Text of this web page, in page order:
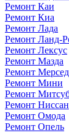
Ремонт Каи
Ремонт Киа
Ремонт Лада
Ремонт Ланд-
Ремонт Лексус
Ремонт Мазда
Ремонт
Ремонт Мини
Ремонт
Ремонт Ниссан
Ремонт Омода
Ремонт Опель